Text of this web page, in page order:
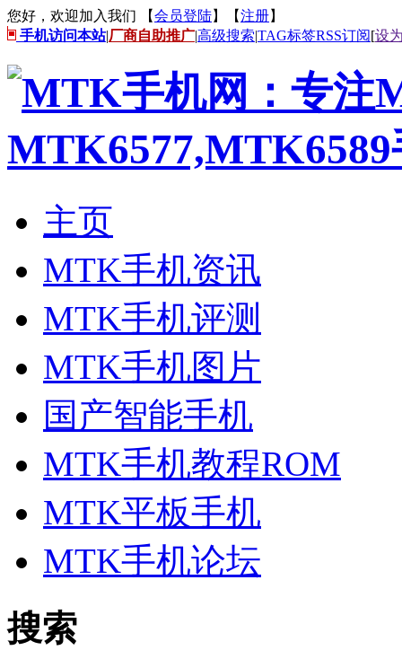
您好，欢迎加入我们 【会员登陆】【注册】
手机访问本站|厂商自助推广|高级搜索|TAG标签RSS订阅[设
主页
MTK手机资讯
MTK手机评测
MTK手机图片
国产智能手机
MTK手机教程ROM
MTK平板手机
MTK手机论坛
搜索